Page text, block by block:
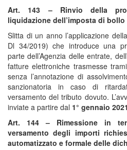
Art. 143 – Rinvio della
liquidazione dell’imposta di
Slitta di un anno l’applicazione
Dl 34/2019) che introduce una
parte dell’Agenzia delle entrate,
fatture elettroniche trasmesse
senza l’annotazione di
sanzionatoria in caso di
versamento del tributo dovuto.
inviate a partire dal 1° gennaio 2021
Art. 144 – Rimessione in
versamento degli importi
automatizzato e formale delle